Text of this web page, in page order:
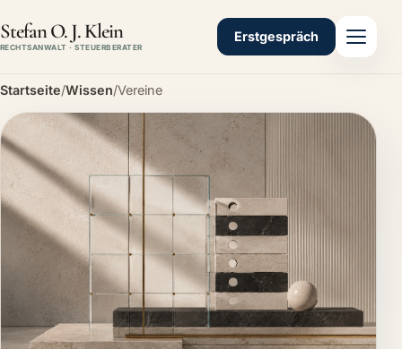
Stefan O. J. Klein
RECHTSANWALT · STEUERBERATER
Erstgespräch
Startseite/Wissen/Vereine